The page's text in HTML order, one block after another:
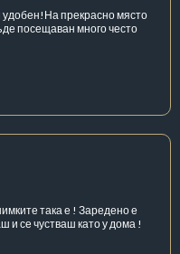
прекрасно място
посещаван много често
така е ! Заредено е
и се чустваш като у дома !